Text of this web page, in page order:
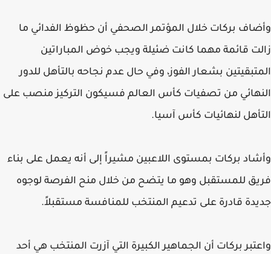
وأضاف بركات خلال المؤتمر الصحفي أن حظوظ الفدائي ما
زالت قائمة مهما كانت ضئيلة ويجب خوض المباراتين
المتبقيتين بشعار الفوز، وفي حال عدم نجاحه بالتأهل للدور
النهائي من تصفيات كأس العالم فسيكون التركيز منصب على
التأهل لنهائيات كأس آسيا.
وأشاد بركات بمستوى اللاعبين مشيراً إلى أنه يعمل على بناء
فريق للمستقبل وهو ما يتضح من خلال منح الفرصة لوجوه
جديدة قادرة على تدعيم المنتخب للمنافسة مستقبلاً.
واعتبر بركات أن الجماهير الكبيرة التي آزرت المنتخب هي أحد